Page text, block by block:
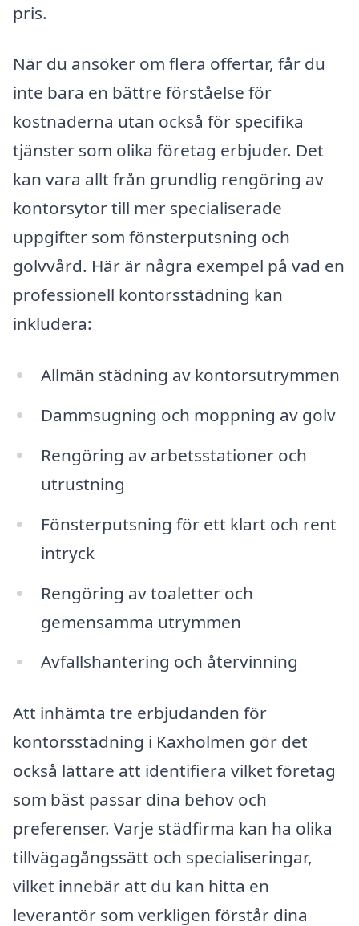
pris.
När du ansöker om flera offertar, får du
inte bara en bättre förståelse för
kostnaderna utan också för specifika
tjänster som olika företag erbjuder. Det
kan vara allt från grundlig rengöring av
kontorsytor till mer specialiserade
uppgifter som fönsterputsning och
golvvård. Här är några exempel på vad en
professionell kontorsstädning kan
inkludera:
Allmän städning av kontorsutrymmen
Dammsugning och moppning av golv
Rengöring av arbetsstationer och
utrustning
Fönsterputsning för ett klart och rent
intryck
Rengöring av toaletter och
gemensamma utrymmen
Avfallshantering och återvinning
Att inhämta tre erbjudanden för
kontorsstädning i Kaxholmen gör det
också lättare att identifiera vilket företag
som bäst passar dina behov och
preferenser. Varje städfirma kan ha olika
tillvägagångssätt och specialiseringar,
vilket innebär att du kan hitta en
leverantör som verkligen förstår dina